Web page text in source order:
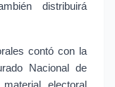
distribuirá
contó con la
Nacional de